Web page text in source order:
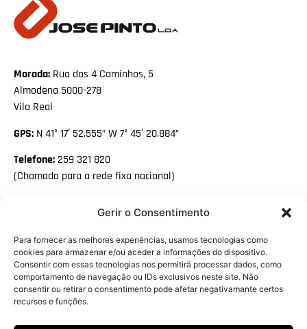
Gerir o Consentimento
Para fornecer as melhores experiências, usamos tecnologias como
cookies para armazenar e/ou aceder a informações do dispositivo.
Consentir com essas tecnologias nos permitirá processar dados, como
comportamento de navegação ou IDs exclusivos neste site. Não
consentir ou retirar o consentimento pode afetar negativamante certos
recursos e funções.
Morada: Rua dos 4 Caminhos, 5
Almodena 5000-278
Vila Real
GPS: N 41° 17′ 52.555” W 7° 45′ 20.884”
Telefone:259 321 820
(Chamada para a rede fixa nacional)
Linkedin
PME LÍDER HÁ
10 ANOS